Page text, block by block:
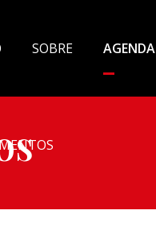
SOBRE AGENDA